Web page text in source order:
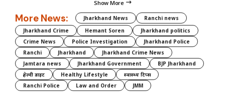
Show More
More News: Jharkhand News
Ranchi news
Jharkhand Crime
Hemant Soren
Jharkhand politics
Crime News
Police Investigation
Jharkhand Police
Ranchi
Jharkhand
Jharkhand Crime News
Jamtara news
Jharkhand Government
BJP Jharkhand
हेल्दी डाइट
Healthy Lifestyle
स्वास्थ्य टिप्स
Ranchi Police
Law and Order JMM